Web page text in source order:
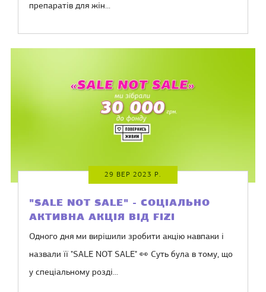
препаратів для жін...
29 ВЕР 2023 Р.
"SALE NOT SALE" - СОЦІАЛЬНО
АКТИВНА АКЦІЯ ВІД FIZI
Одного дня ми вирішили зробити акцію навпаки і
назвали її "SALE NOT SALE" 👀 Суть була в тому, що
у спеціальному розді...